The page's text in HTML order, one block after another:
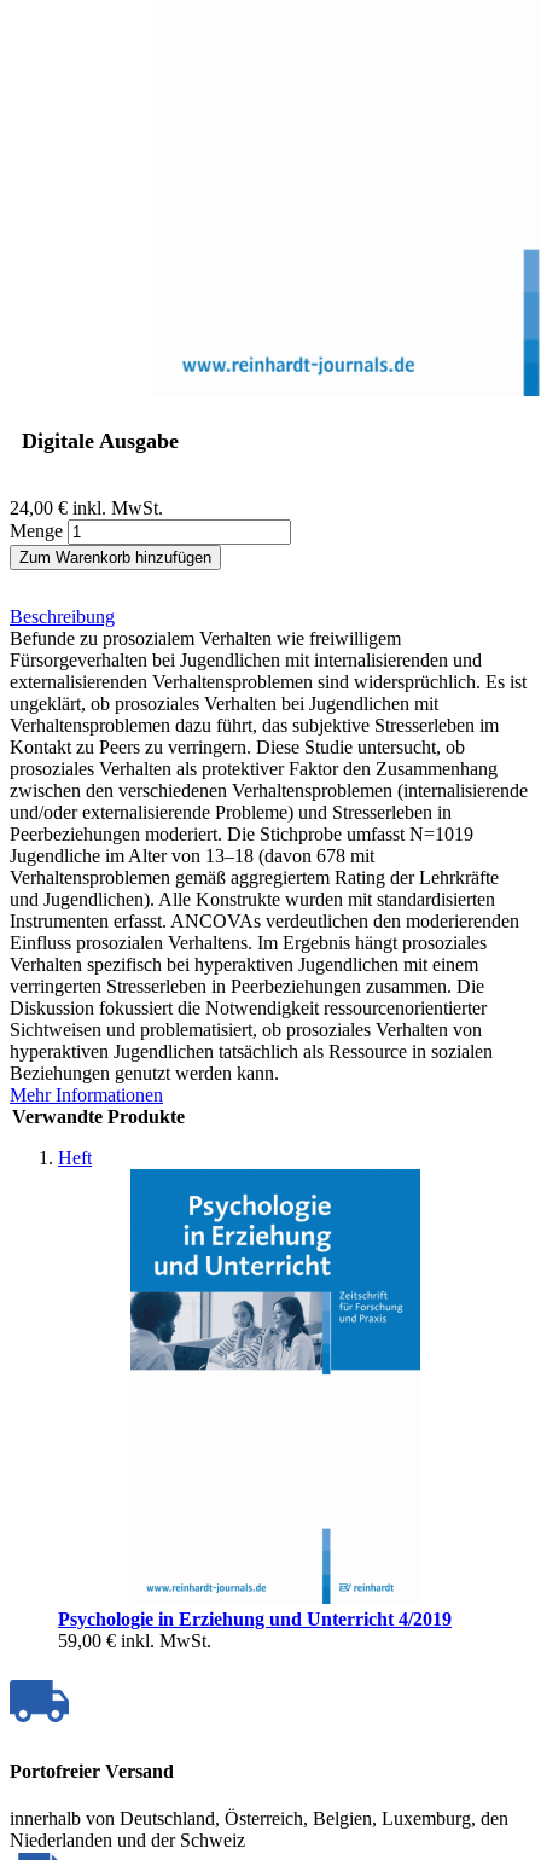
Digitale Ausgabe
24,00 € inkl. MwSt.
Menge
Zum Warenkorb hinzufügen
Beschreibung
Befunde zu prosozialem Verhalten wie freiwilligem
Fürsorgeverhalten bei Jugendlichen mit internalisierenden und
externalisierenden Verhaltensproblemen sind widersprüchlich. Es ist
ungeklärt, ob prosoziales Verhalten bei Jugendlichen mit
Verhaltensproblemen dazu führt, das subjektive Stresserleben im
Kontakt zu Peers zu verringern. Diese Studie untersucht, ob
prosoziales Verhalten als protektiver Faktor den Zusammenhang
zwischen den verschiedenen Verhaltensproblemen (internalisierende
und/oder externalisierende Probleme) und Stresserleben in
Peerbeziehungen moderiert. Die Stichprobe umfasst N=1019
Jugendliche im Alter von 13–18 (davon 678 mit
Verhaltensproblemen gemäß aggregiertem Rating der Lehrkräfte
und Jugendlichen). Alle Konstrukte wurden mit standardisierten
Instrumenten erfasst. ANCOVAs verdeutlichen den moderierenden
Einfluss prosozialen Verhaltens. Im Ergebnis hängt prosoziales
Verhalten spezifisch bei hyperaktiven Jugendlichen mit einem
verringerten Stresserleben in Peerbeziehungen zusammen. Die
Diskussion fokussiert die Notwendigkeit ressourcenorientierter
Sichtweisen und problematisiert, ob prosoziales Verhalten von
hyperaktiven Jugendlichen tatsächlich als Ressource in sozialen
Beziehungen genutzt werden kann.
Mehr Informationen
Verwandte Produkte
Heft
Psychologie in Erziehung und Unterricht 4/2019
59,00 € inkl. MwSt.
Portofreier Versand
innerhalb von Deutschland, Österreich, Belgien, Luxemburg, den
Niederlanden und der Schweiz